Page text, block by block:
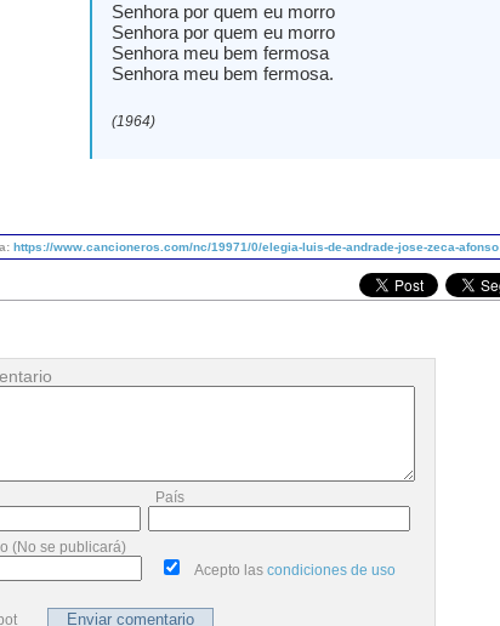
Senhora por quem eu morro
Senhora por quem eu morro
Senhora meu bem fermosa
Senhora meu bem fermosa.
(1964)
https://www.cancioneros.com/nc/19971/0/elegia-luis-de-andrade-jose-zeca-afonso
País
(No se publicará)
Acepto las condiciones de uso